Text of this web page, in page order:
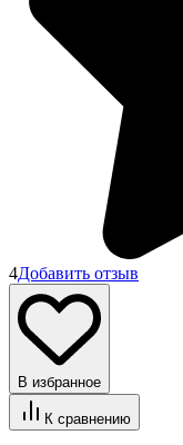
4Добавить отзыв
В избранное
К сравнению